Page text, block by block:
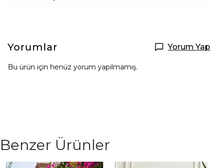
Yorumlar Yorum Yap
Bu ürün için henüz yorum yapılmamış.
Benzer Ürünler